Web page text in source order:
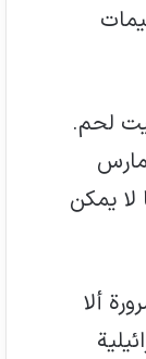
في بيت لحم.
لا يمكن
ألا